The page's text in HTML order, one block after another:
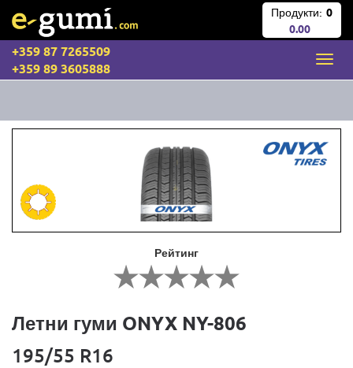
Продукти: 0
0.00
+359 87 7265509
+359 89 3605888
Рейтинг
Летни гуми ONYX NY-806
195/55 R16